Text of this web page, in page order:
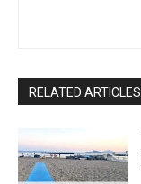
RELATED ARTICLES